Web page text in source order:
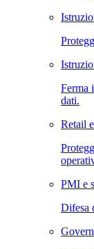
Ferma
dati.
Retail
PMI e
Difesa